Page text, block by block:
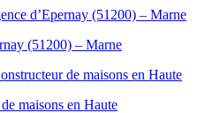
(51200) – Marne
maisons en Haute